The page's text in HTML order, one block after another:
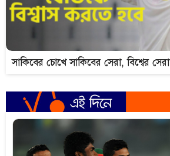
সাকিবের চোখে সাকিবের সেরা, বিশ্বের সেরা